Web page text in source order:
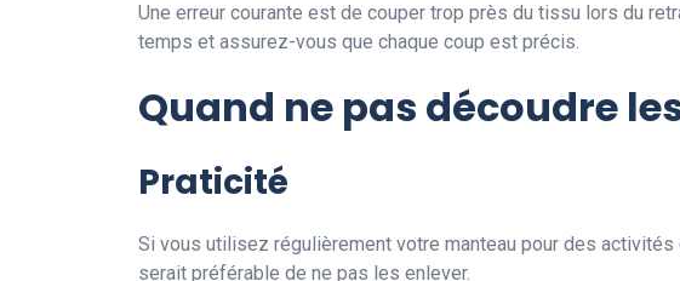
Une erreur courante est de couper trop près du tissu lors du
temps et assurez-vous que chaque coup est précis.
Quand ne pas découdre
Praticité
Si vous utilisez régulièrement votre manteau pour des
serait préférable de ne pas les enlever.